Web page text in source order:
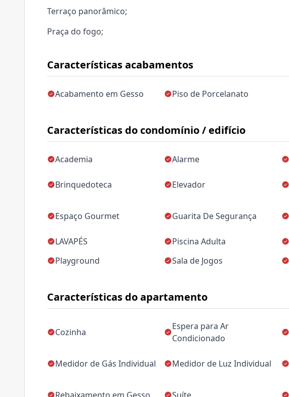
Características acabamentos
Acabamento em Gesso Piso de Porcelanato
Características do condomínio / edifício
Academia Alarme
Brinquedoteca Elevador
Espaço Gourmet Guarita De Segurança
LAVAPÉS
Piscina Adulta
Playground
Sala de Jogos
Características do apartamento
Cozinha
Espera para Ar
Condicionado
Medidor de Gás Individual Medidor de Luz Individual
Terraço panorâmico;
Praça do fogo;